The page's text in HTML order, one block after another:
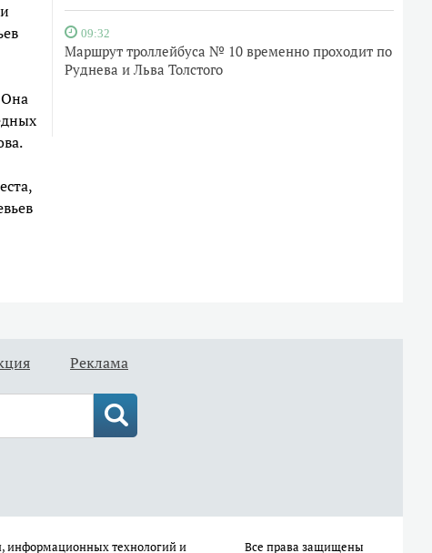
09:32
Маршрут троллейбуса № 10 временно проходит по
Руднева и Льва Толстого
Она
Реклама
информационных технологий и Все права защищены